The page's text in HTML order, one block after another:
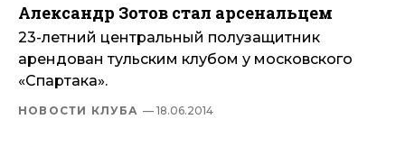
Александр Зотов стал арсенальцем
23-летний центральный полузащитник
арендован тульским клубом у московского
«Спартака».
НОВОСТИ КЛУБА — 18.06.2014